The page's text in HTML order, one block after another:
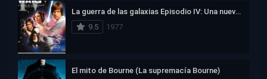
La guerra de las galaxias Episodio IV: Una nueva esperanza
9.5
1977
El mito de Bourne (La supremacía Bourne)